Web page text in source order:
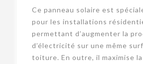
Ce panneau solaire est
pour les installations
permettant d’augmenter la
d’électricité sur une même
toiture. En outre, il maximise